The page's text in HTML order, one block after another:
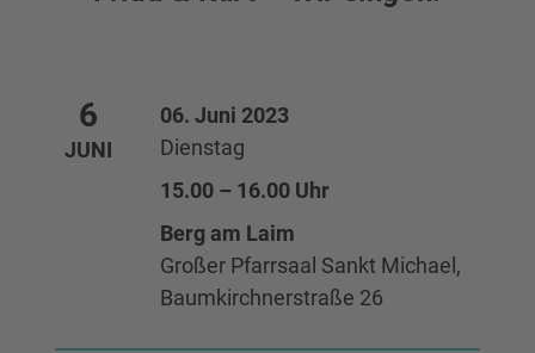
6
JUNI
06. Juni 2023
Dienstag
15.00 – 16.00 Uhr
Berg am Laim
Großer Pfarrsaal Sankt Michael,
Baumkirchnerstraße 26